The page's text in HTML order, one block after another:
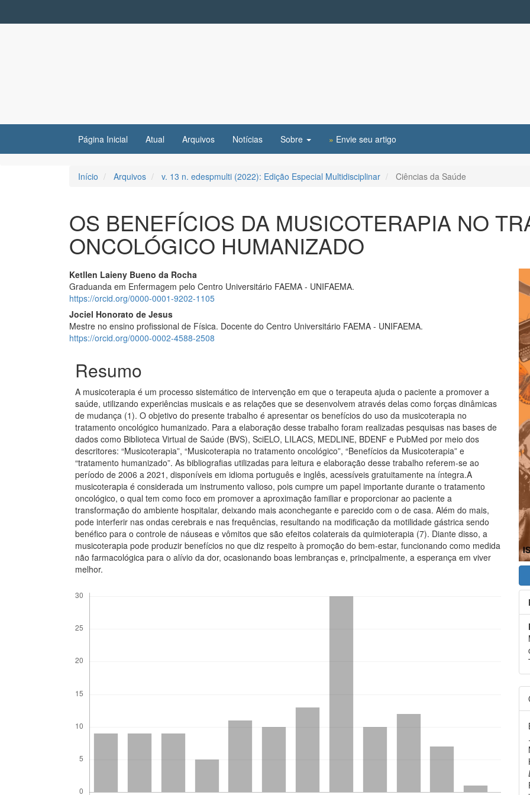
Página Inicial Atual Arquivos Notícias Sobre » Envie seu artigo
Início Arquivos v. 13 n. edespmulti (2022): Edição Especial Multidisciplinar Ciências da Saúde
OS BENEFÍCIOS DA MUSICOTERAPIA NO
ONCOLÓGICO HUMANIZADO
Conteúdo
do
artigo
principal
Ketllen Laieny Bueno da Rocha
Graduanda em Enfermagem pelo Centro Universitário FAEMA - UNIFAEMA.
https://orcid.org/0000-0001-9202-1105
Jociel Honorato de Jesus
Mestre no ensino profissional de Física. Docente do Centro Universitário FAEMA - UNIFAEMA.
https://orcid.org/0000-0002-4588-2508
Resumo
A musicoterapia é um processo sistemático de intervenção em que o terapeuta ajuda o paciente a promover a
saúde, utilizando experiências musicais e as relações que se desenvolvem através delas como forças dinâmicas
de mudança (1). O objetivo do presente trabalho é apresentar os benefícios do uso da musicoterapia no
tratamento oncológico humanizado. Para a elaboração desse trabalho foram realizadas pesquisas nas bases de
dados como Biblioteca Virtual de Saúde (BVS), SciELO, LILACS, MEDLINE, BDENF e PubMed por meio dos
descritores: “Musicoterapia”, “Musicoterapia no tratamento oncológico”, “Benefícios da Musicoterapia” e
“tratamento humanizado”. As bibliografias utilizadas para leitura e elaboração desse trabalho referem-se ao
período de 2006 a 2021, disponíveis em idioma português e inglês, acessíveis gratuitamente na íntegra.A
musicoterapia é considerada um instrumento valioso, pois cumpre um papel importante durante o tratamento
oncológico, o qual tem como foco em promover a aproximação familiar e proporcionar ao paciente a
transformação do ambiente hospitalar, deixando mais aconchegante e parecido com o de casa. Além do mais,
pode interferir nas ondas cerebrais e nas frequências, resultando na modificação da motilidade gástrica sendo
benéfico para o controle de náuseas e vômitos que são efeitos colaterais da quimioterapia (7). Diante disso, a
musicoterapia pode produzir benefícios no que diz respeito à promoção do bem-estar, funcionando como medida
não farmacológica para o alívio da dor, ocasionando boas lembranças e, principalmente, a esperança em viver
melhor.